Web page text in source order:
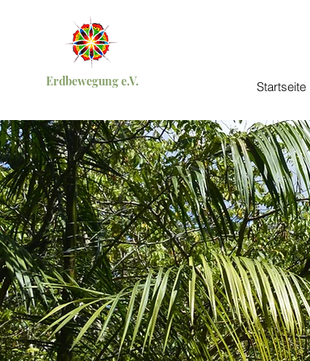
Erdbewegung e.V. Startseite